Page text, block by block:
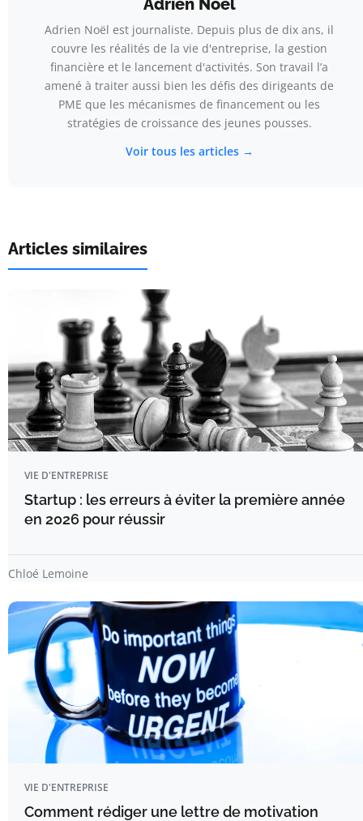
Adrien Noël
Adrien Noël est journaliste. Depuis plus de dix ans, il
couvre les réalités de la vie d'entreprise, la gestion
financière et le lancement d'activités. Son travail l’a
amené à traiter aussi bien les défis des dirigeants de
PME que les mécanismes de financement ou les
stratégies de croissance des jeunes pousses.
Voir tous les articles →
Articles similaires
VIE D'ENTREPRISE
Startup : les erreurs à éviter la première année
en 2026 pour réussir
Chloé Lemoine
VIE D'ENTREPRISE
Comment rédiger une lettre de motivation